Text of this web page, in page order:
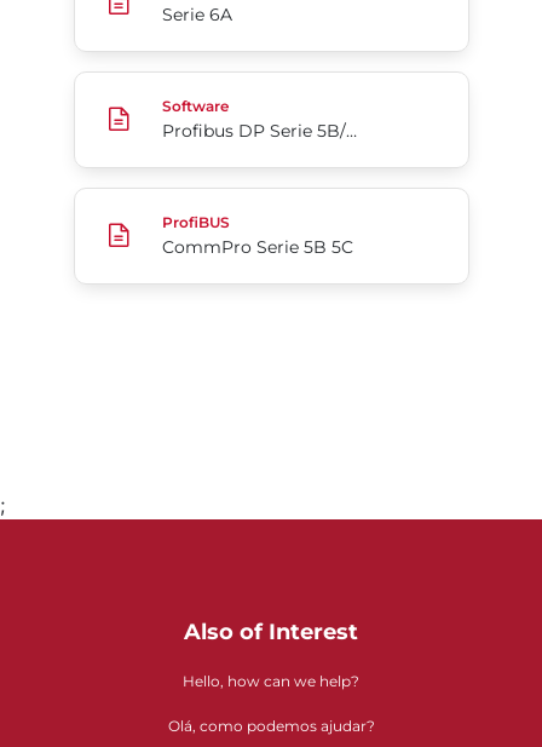
Serie 6A
Profibus DP Serie 5B/5C - GSD
Software
Profibus DP Serie 5B/5C - GSD
CommPro Serie 5B 5C
ProfiBUS
CommPro Serie 5B 5C
;
Also of Interest
Hello, how can we help?
Olá, como podemos ajudar?